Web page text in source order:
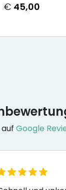
€ 45,00
Google